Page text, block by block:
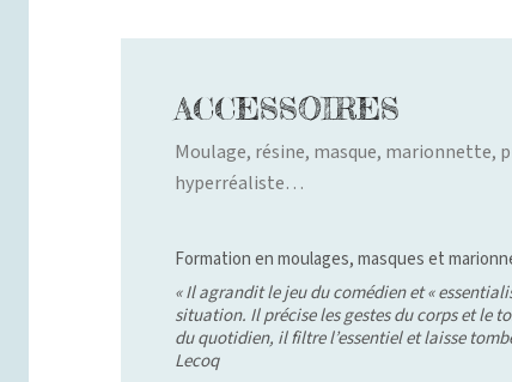
ACCESSOIRES
Moulage, résine, masque, marionnette,
hyperréaliste…
Formation en moulages, masques et
« Il agrandit le jeu du comédien et «
situation. Il précise les gestes du corps et le
du quotidien, il filtre l’essentiel et laisse
Lecoq